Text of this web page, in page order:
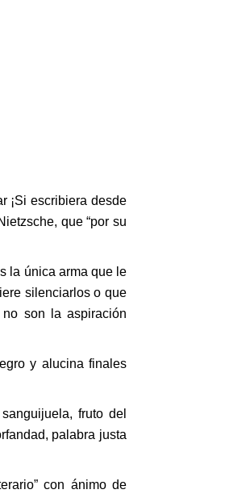
¡Si escribiera desde
que “por su
la única arma que le
silenciarlos o que
son la aspiración
y alucina finales
fruto del
palabra justa
con ánimo de